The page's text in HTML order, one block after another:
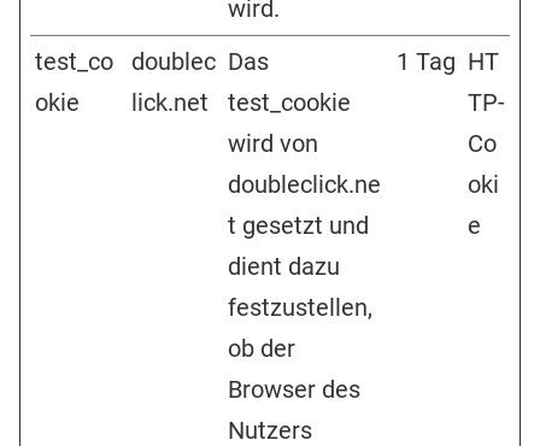
wird.
test_co
okie
doublec
lick.net
Das
test_cookie
wird von
doubleclick.ne
t gesetzt und
dient dazu
festzustellen,
ob der
Browser des
Nutzers
1 Tag HT
TP-
Co
oki
e